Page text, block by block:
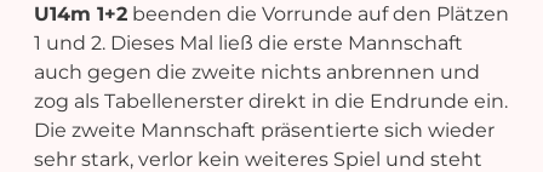
U14m 1+2 beenden die Vorrunde auf den Plätzen
1 und 2. Dieses Mal ließ die erste Mannschaft
auch gegen die zweite nichts anbrennen und
zog als Tabellenerster direkt in die Endrunde ein.
Die zweite Mannschaft präsentierte sich wieder
sehr stark, verlor kein weiteres Spiel und steht